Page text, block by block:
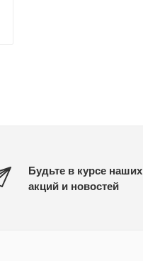
Будьте в курсе наших
акций и новостей